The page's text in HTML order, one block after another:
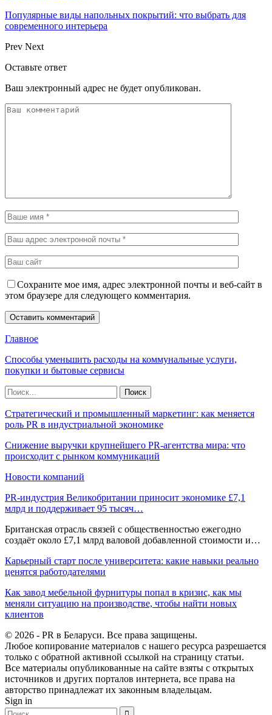
Популярные виды напольных покрытий: что выбрать для
современного интерьера
Prev Next
Оставьте ответ
Ваш электронный адрес не будет опубликован.
Сохраните мое имя, адрес электронной почты и веб-сайт в
этом браузере для следующего комментария.
Главное
Способы уменьшить расходы на коммунальные услуги,
покупки и бытовые сервисы
Стратегический и промышленный маркетинг: как меняется
роль PR в индустриальной экономике
Снижение выручки крупнейшего PR-агентства мира: что
происходит с рынком коммуникаций
Новости компаний
PR-индустрия Великобритании приносит экономике £7,1
млрд и поддерживает 95 тысяч…
Британская отрасль связей с общественностью ежегодно
создаёт около £7,1 млрд валовой добавленной стоимости и…
Карьерный старт после университета: какие навыки реально
ценятся работодателями
Как завод мебельной фурнитуры попал в кризис, как мы
меняли ситуацию на производстве, чтобы найти новых
клиентов
© 2026 - PR в Беларуси. Все права защищены.
Любое копирование материалов с нашего ресурса разрешается
только с обратной активной ссылкой на страницу статьи.
Все материалы опубликованные на сайте взяты с открытых
источников и других порталов интернета, все права на
авторство принадлежат их законным владельцам.
Sign in